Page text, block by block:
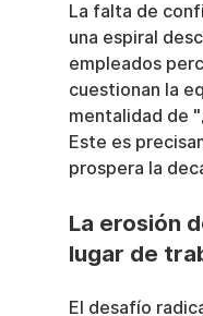
La falta de
una espiral
empleados
cuestionan la
mentalidad de
Este es
prospera la
La erosión
lugar de
El desafío